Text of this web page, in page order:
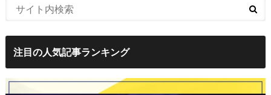
注目の人気記事ランキング